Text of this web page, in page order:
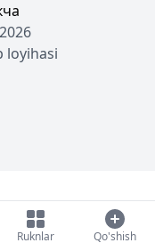
loyihasi
Ruknlar Qo'shish